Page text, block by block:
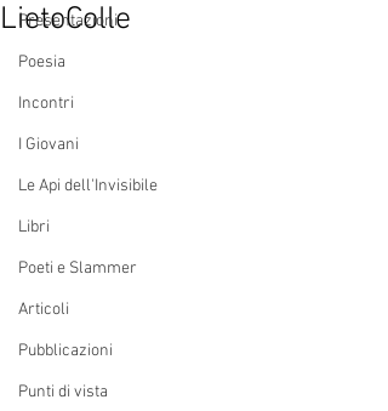
Presentazioni
Poesia
Incontri
I Giovani
Le Api dell'Invisibile
Libri
Poeti e Slammer
Articoli
Pubblicazioni
Punti di vista
LietoColle